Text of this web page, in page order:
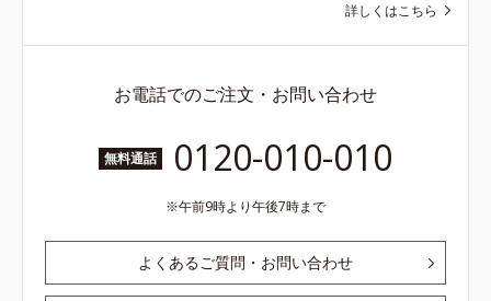
詳しくはこちら
お電話でのご注文・お問い合わせ
無料通話 0120-010-010
午前9時より午後7時まで
よくあるご質問・お問い合わせ